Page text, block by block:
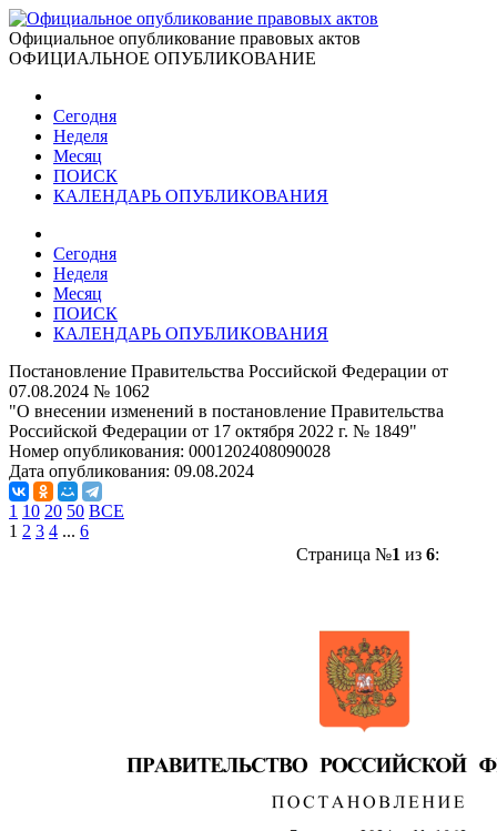
Официальное опубликование правовых актов
ОФИЦИАЛЬНОЕ ОПУБЛИКОВАНИЕ
Сегодня
Неделя
Месяц
ПОИСК
КАЛЕНДАРЬ ОПУБЛИКОВАНИЯ
Сегодня
Неделя
Месяц
ПОИСК
КАЛЕНДАРЬ ОПУБЛИКОВАНИЯ
Постановление Правительства Российской Федерации от
07.08.2024 № 1062
"О внесении изменений в постановление Правительства
Российской Федерации от 17 октября 2022 г. № 1849"
Номер опубликования: 0001202408090028
Дата опубликования: 09.08.2024
1 10 20 50 ВСЕ
1 2 3 4 ... 6
Страница №1 из 6: